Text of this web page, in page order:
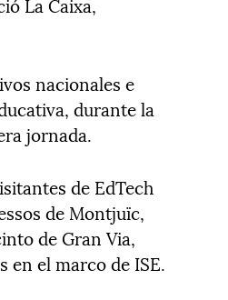
nacionales e
durante la
jornada.
de EdTech
de Montjuïc,
de Gran Via,
en el marco de ISE.